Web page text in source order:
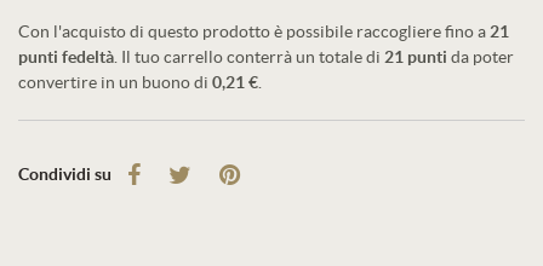
Con l'acquisto di questo prodotto è possibile raccogliere fino a 21
punti fedeltà . Il tuo carrello conterrà un totale di 21 punti da poter
convertire in un buono di 0,21 €
Condividi su